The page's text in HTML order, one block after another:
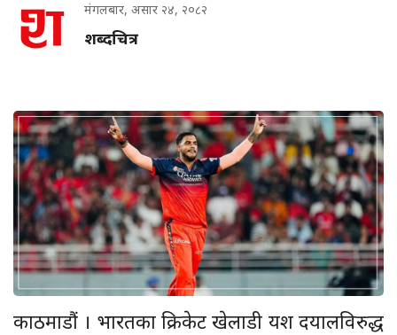
मंगलबार, असार २४, २०८२
शब्दचित्र
काठमाडौं । भारतका क्रिकेट खेलाडी यश दयालविरुद्ध